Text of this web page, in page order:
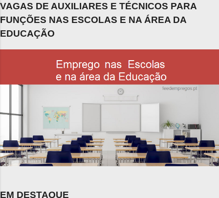
VAGAS DE AUXILIARES E TÉCNICOS PARA
FUNÇÕES NAS ESCOLAS E NA ÁREA DA
EDUCAÇÃO
EM DESTAQUE